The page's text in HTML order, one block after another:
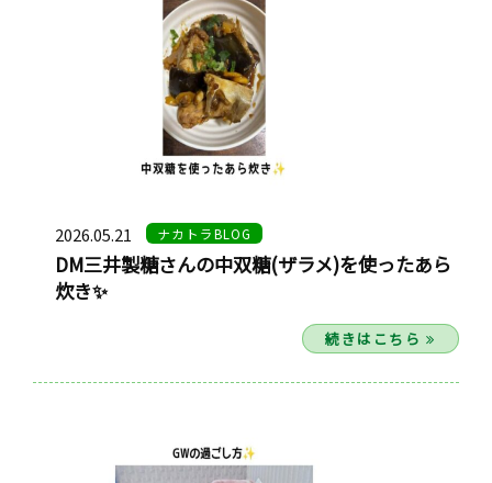
2026.05.21 ナカトラBLOG
DM三井製糖さんの中双糖(ザラメ)を使ったあら
炊き✨
続きはこちら